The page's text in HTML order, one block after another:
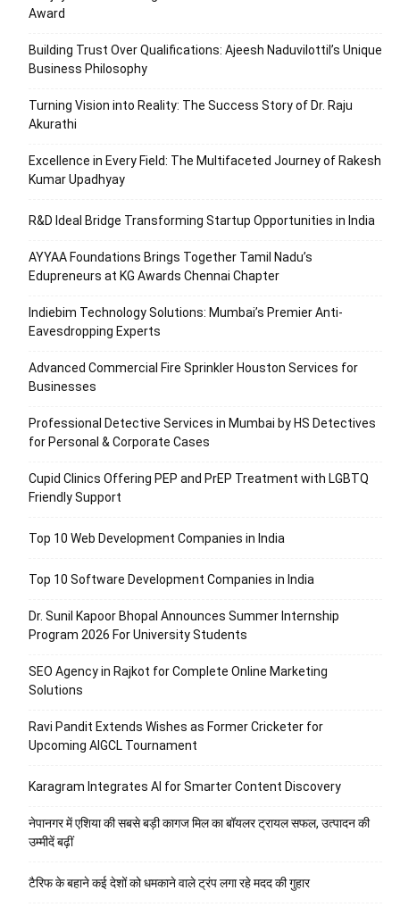
Award
Building Trust Over Qualifications: Ajeesh Naduvilottil’s Unique
Business Philosophy
Turning Vision into Reality: The Success Story of Dr. Raju
Akurathi
Excellence in Every Field: The Multifaceted Journey of Rakesh
Kumar Upadhyay
R&D Ideal Bridge Transforming Startup Opportunities in India
AYYAA Foundations Brings Together Tamil Nadu’s
Edupreneurs at KG Awards Chennai Chapter
Indiebim Technology Solutions: Mumbai’s Premier Anti-
Eavesdropping Experts
Advanced Commercial Fire Sprinkler Houston Services for
Businesses
Professional Detective Services in Mumbai by HS Detectives
for Personal & Corporate Cases
Cupid Clinics Offering PEP and PrEP Treatment with LGBTQ
Friendly Support
Top 10 Web Development Companies in India
Top 10 Software Development Companies in India
Dr. Sunil Kapoor Bhopal Announces Summer Internship
Program 2026 For University Students
SEO Agency in Rajkot for Complete Online Marketing
Solutions
Ravi Pandit Extends Wishes as Former Cricketer for
Upcoming AIGCL Tournament
Karagram Integrates AI for Smarter Content Discovery
नेपानगर में एशिया की सबसे बड़ी कागज मिल का बॉयलर ट्रायल सफल, उत्पादन की
उम्मीदें बढ़ीं
टैरिफ के बहाने कई देशों को धमकाने वाले ट्रंप लगा रहे मदद की गुहार